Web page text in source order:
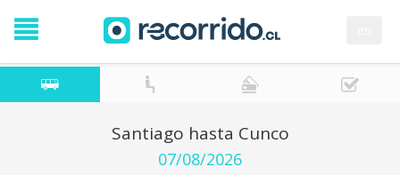
Santiago hasta Cunco
07/08/2026